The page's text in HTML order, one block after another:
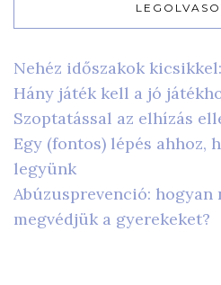
Nehéz időszakok
Hány játék kell a jó
Szoptatással az elhízás
Egy (fontos) lépés ahhoz,
legyünk
Abúzusprevenció: hogyan
megvédjük a gyerekeket?